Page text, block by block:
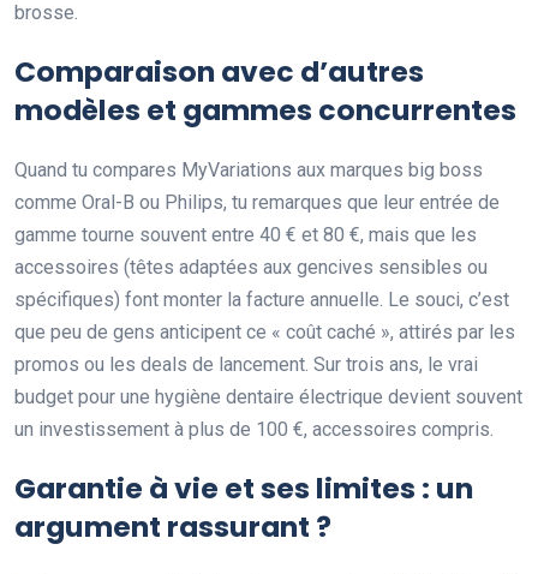
brosse.
Comparaison avec d’autres
modèles et gammes concurrentes
Quand tu compares MyVariations aux marques big boss
comme Oral-B ou Philips, tu remarques que leur entrée de
gamme tourne souvent entre 40 € et 80 €, mais que les
accessoires (têtes adaptées aux gencives sensibles ou
spécifiques) font monter la facture annuelle. Le souci, c’est
que peu de gens anticipent ce « coût caché », attirés par les
promos ou les deals de lancement. Sur trois ans, le vrai
budget pour une hygiène dentaire électrique devient souvent
un investissement à plus de 100 €, accessoires compris.
Garantie à vie et ses limites : un
argument rassurant ?